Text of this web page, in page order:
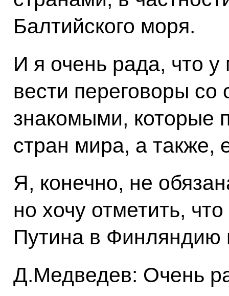
Балтийского моря.
И я очень рада, что
вести переговоры
знакомыми, которые
стран мира, а также,
Я, конечно, не
но хочу отметить,
Путина в Финляндию
Д.Медведев: Очень